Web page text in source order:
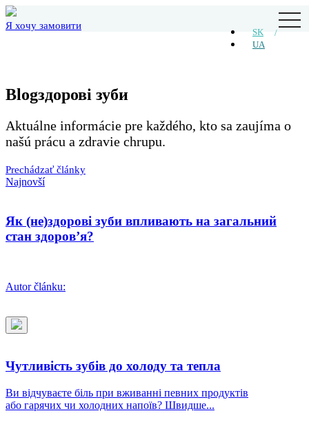
Skip
to
SK
UA
Я хочу замовити
Blogздорові зуби
Aktuálne informácie pre každého, kto sa zaujíma o
našú prácu a zdravie chrupu.
Prechádzať články
Najnovší
Як (не)здорові зуби впливають на загальний
стан здоров’я?
Autor článku:
Чутливість зубів до холоду та тепла
Ви відчуваєте біль при вживанні певних продуктів
або гарячих чи холодних напоїв? Швидше...